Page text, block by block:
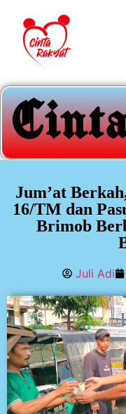
Jum’at
16/TM dan
Brimob
Juli Adi